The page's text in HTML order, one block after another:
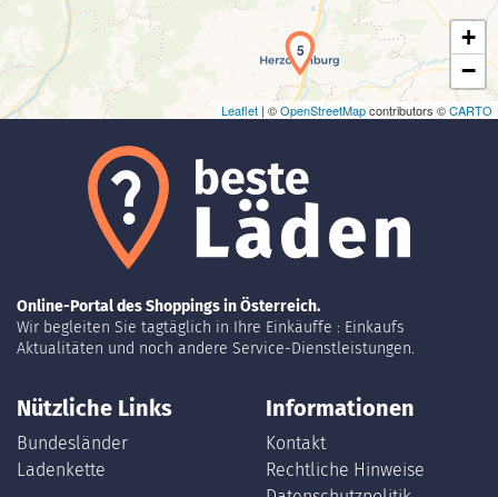
5
+
−
Leaflet | ©OpenStreetMapcontributors ©CARTO
Online-Portal des Shoppings in Österreich.
Wir begleiten Sie tagtäglich in Ihre Einkäuffe : Einkaufs
Aktualitäten und noch andere Service-Dienstleistungen.
Nützliche Links
Bundesländer
Ladenkette
Informationen
Kontakt
Rechtliche Hinweise